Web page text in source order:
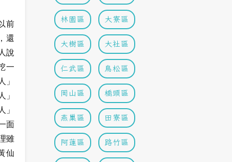
前
還
說
一
」
」
」
面
雖
仙
林園區 大寮區
大樹區 大社區
仁武區 鳥松區
岡山區 橋頭區
燕巢區 田寮區
阿蓮區 路竹區